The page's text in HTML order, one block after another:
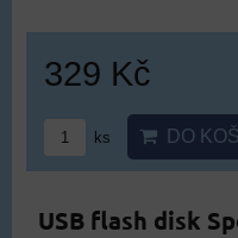
329 Kč
ks DO
USB flash disk